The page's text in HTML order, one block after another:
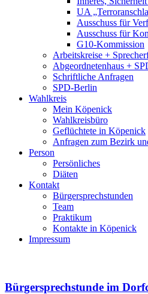
UA
Ausschuss für
Ausschuss für
G10-Kommission
Arbeitskreise +
Abgeordnetenhaus +
Schriftliche Anfragen
SPD-Berlin
Wahlkreis
Mein Köpenick
Wahlkreisbüro
Geflüchtete in Köpenick
Anfragen zum Bezirk
Person
Persönliches
Diäten
Kontakt
Bürgersprechstunden
Team
Praktikum
Kontakte in Köpenick
Impressum
Bürgersprechstunde im